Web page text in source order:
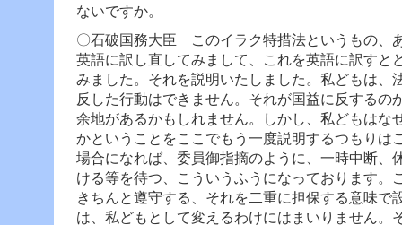
ないですか。
〇石破国務大臣 このイラク特措法というもの、
英語に訳し直してみまして、これを英語に訳すと
みました。それを説明いたしました。 私どもは、
反した行動はできません。それが国益に反するの
余地があるかもしれません。しかし、私どもはな
かということをここでもう一度説明するつもりは
場合になれば、委員御指摘のように、一時中断、
ける等を待つ、こういうふうになっております。
きちんと遵守する、それを二重に担保する意味で
は、私どもとして変えるわけにはまいりません。